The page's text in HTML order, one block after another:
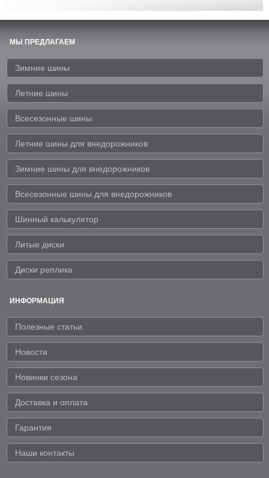
МЫ ПРЕДЛАГАЕМ
Зимние шины
Летние шины
Всесезонные шины
Летние шины для внедорожников
Зимние шины для внедорожников
Всесезонные шины для внедорожников
Шинный калькулятор
Литые диски
Диски реплика
ИНФОРМАЦИЯ
Полезные статьи
Новости
Новинки сезона
Доставка и оплата
Гарантия
Наши контакты